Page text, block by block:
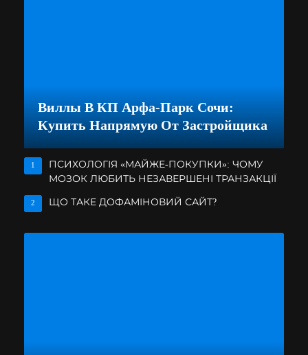
Виллы В КП Арфа-Парк Сочи:
Купить Напрямую От Застройщика
1
ПСИХОЛОГІЯ «МАЙЖЕ-ПОКУПКИ»: ЧОМУ
МОЗОК ЛЮБИТЬ НЕЗАВЕРШЕНІ ТРАНЗАКЦІЇ
2 ЩО ТАКЕ ДОФАМІНОВИЙ САЙТ?